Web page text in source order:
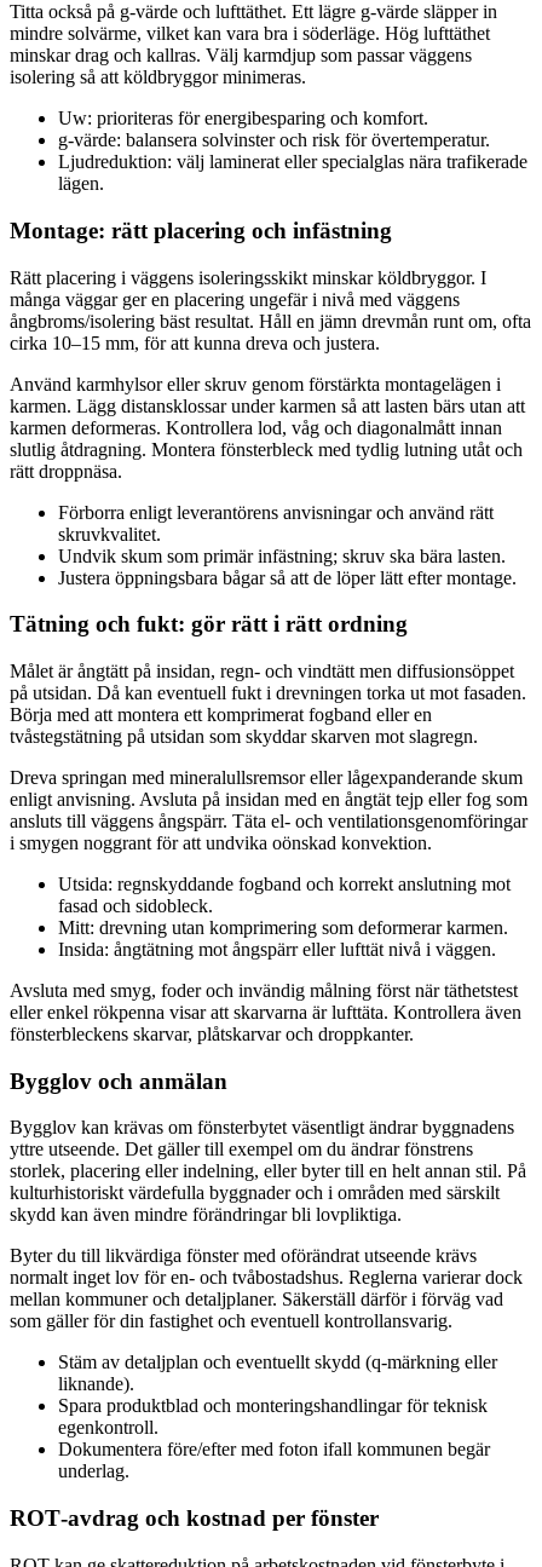
Titta också på g‑värde och lufttäthet. Ett lägre g‑värde släpper in
mindre solvärme, vilket kan vara bra i söderläge. Hög lufttäthet
minskar drag och kallras. Välj karmdjup som passar väggens
isolering så att köldbryggor minimeras.
Uw: prioriteras för energibesparing och komfort.
g‑värde: balansera solvinster och risk för övertemperatur.
Ljudreduktion: välj laminerat eller specialglas nära trafikerade
lägen.
Montage: rätt placering och infästning
Rätt placering i väggens isoleringsskikt minskar köldbryggor. I
många väggar ger en placering ungefär i nivå med väggens
ångbroms/isolering bäst resultat. Håll en jämn drevmån runt om, ofta
cirka 10–15 mm, för att kunna dreva och justera.
Använd karmhylsor eller skruv genom förstärkta montagelägen i
karmen. Lägg distansklossar under karmen så att lasten bärs utan att
karmen deformeras. Kontrollera lod, våg och diagonalmått innan
slutlig åtdragning. Montera fönsterbleck med tydlig lutning utåt och
rätt droppnäsa.
Förborra enligt leverantörens anvisningar och använd rätt
skruvkvalitet.
Undvik skum som primär infästning; skruv ska bära lasten.
Justera öppningsbara bågar så att de löper lätt efter montage.
Tätning och fukt: gör rätt i rätt ordning
Målet är ångtätt på insidan, regn- och vindtätt men diffusionsöppet
på utsidan. Då kan eventuell fukt i drevningen torka ut mot fasaden.
Börja med att montera ett komprimerat fogband eller en
tvåstegstätning på utsidan som skyddar skarven mot slagregn.
Dreva springan med mineralullsremsor eller lågexpanderande skum
enligt anvisning. Avsluta på insidan med en ångtät tejp eller fog som
ansluts till väggens ångspärr. Täta el- och ventilationsgenomföringar
i smygen noggrant för att undvika oönskad konvektion.
Utsida: regnskyddande fogband och korrekt anslutning mot
fasad och sidobleck.
Mitt: drevning utan komprimering som deformerar karmen.
Insida: ångtätning mot ångspärr eller lufttät nivå i väggen.
Avsluta med smyg, foder och invändig målning först när täthetstest
eller enkel rökpenna visar att skarvarna är lufttäta. Kontrollera även
fönsterbleckens skarvar, plåtskarvar och droppkanter.
Bygglov och anmälan
Bygglov kan krävas om fönsterbytet väsentligt ändrar byggnadens
yttre utseende. Det gäller till exempel om du ändrar fönstrens
storlek, placering eller indelning, eller byter till en helt annan stil. På
kulturhistoriskt värdefulla byggnader och i områden med särskilt
skydd kan även mindre förändringar bli lovpliktiga.
Byter du till likvärdiga fönster med oförändrat utseende krävs
normalt inget lov för en- och tvåbostadshus. Reglerna varierar dock
mellan kommuner och detaljplaner. Säkerställ därför i förväg vad
som gäller för din fastighet och eventuell kontrollansvarig.
Stäm av detaljplan och eventuellt skydd (q‑märkning eller
liknande).
Spara produktblad och monteringshandlingar för teknisk
egenkontroll.
Dokumentera före/efter med foton ifall kommunen begär
underlag.
ROT‑avdrag och kostnad per fönster